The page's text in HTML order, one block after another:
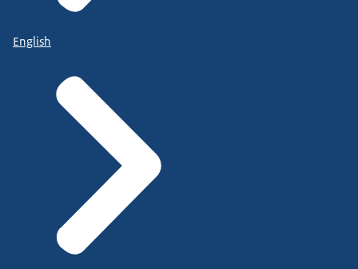
English